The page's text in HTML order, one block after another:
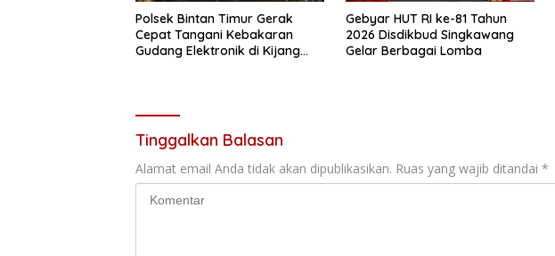
Polsek Bintan Timur Gerak
Cepat Tangani Kebakaran
Gudang Elektronik di Kijang
Gebyar HUT RI ke-81 Tahun
2026 Disdikbud Singkawang
Gelar Berbagai Lomba
Tinggalkan Balasan
Alamat email Anda tidak akan dipublikasikan. Ruas yang wajib ditandai *